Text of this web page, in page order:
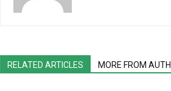
RELATED ARTICLES MORE FROM